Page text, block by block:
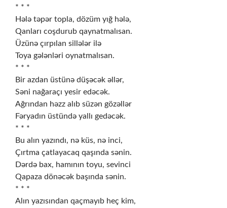
* * *
Hələ təpər topla, dözüm yığ hələ,
Qanları coşdurub qaynatmalısan.
Üzünə çırpılan sillələr ilə
Toya gələnləri oynatmalısan.
* * *
Bir azdan üstünə düşəcək əllər,
Səni nağaraçı yesir edəcək.
Ağrından həzz alıb süzən gözəllər
Fəryadın üstündə yallı gedəcək.
* * *
Bu alın yazındı, nə küs, nə inci,
Çırtma çatlayacaq qaşında sənin.
Dərdə bax, hamının toyu, sevinci
Qapaza dönəcək başında sənin.
* * *
Alın yazısından qaçmayıb heç kim,